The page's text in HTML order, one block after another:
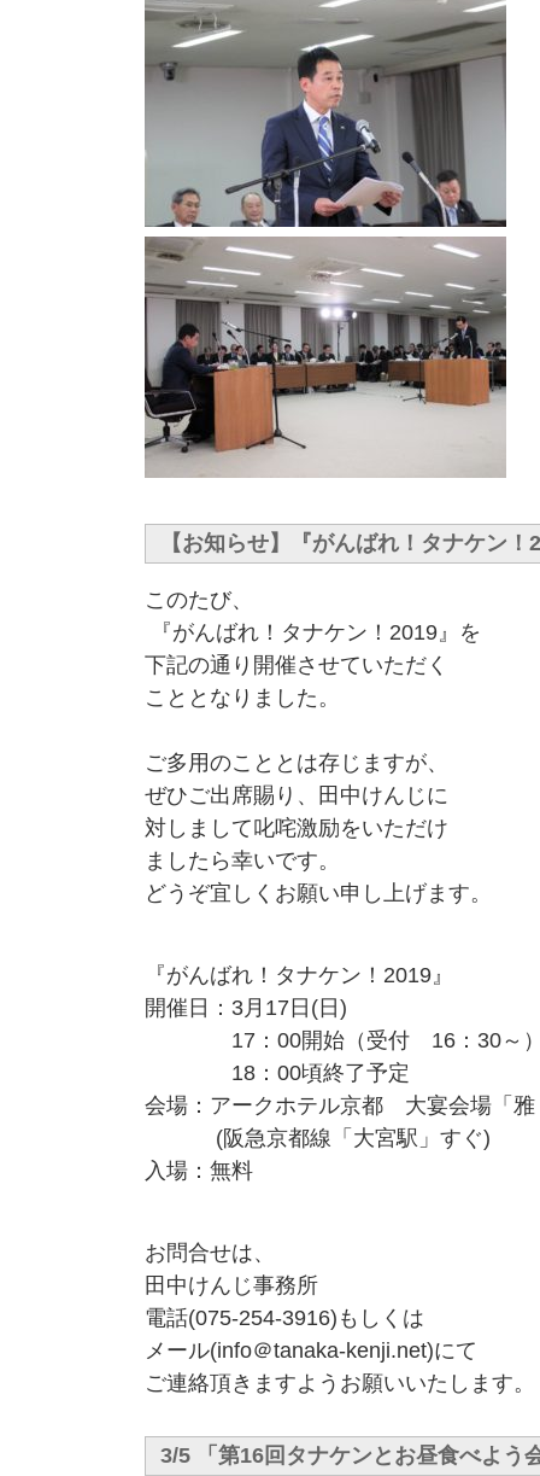
【お知らせ】『がんばれ！タナケン！
このたび、
『がんばれ！タナケン！2019』を
下記の通り開催させていただく
こととなりました。
ご多用のこととは存じますが、
ぜひご出席賜り、田中けんじに
対しまして叱咤激励をいただけ
ましたら幸いです。
どうぞ宜しくお願い申し上げます。
『がんばれ！タナケン！2019』
開催日：3月17日(日)
17：00開始（受付 16：30～
18：00頃終了予定
会場：アークホテル京都 大宴会場「雅
(阪急京都線「大宮駅」すぐ)
入場：無料
お問合せは、
田中けんじ事務所
電話(075-254-3916)もしくは
メール(info＠tanaka-kenji.net)にて
ご連絡頂きますようお願いいたします。
3/5 「第16回タナケンとお昼食べよう